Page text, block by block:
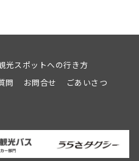
光スポットへの行き方
問 お問合せ ごあいさつ